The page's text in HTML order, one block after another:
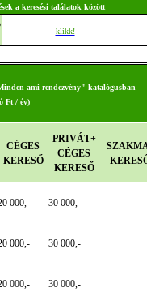
a keresési találatok között
klikk!
ami rendezvény" katalógusban
Ft / év)
CÉGES
KERESŐ
PRIVÁT+
CÉGES
KERESŐ
000,- 30 000,-
000,- 30 000,-
000,- 30 000,-